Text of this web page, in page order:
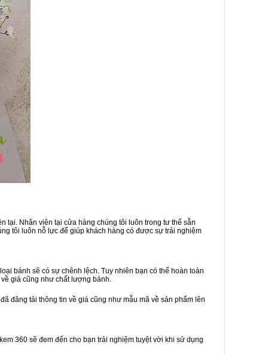
tại. Nhân viên tại cửa hàng chúng tôi luôn trong tư thế sẵn
tôi luôn nỗ lực để giúp khách hàng có được sự trải nghiệm
bánh sẽ có sự chênh lệch. Tuy nhiên bạn có thể hoàn toàn
giá cũng như chất lượng bánh.
đăng tải thông tin về giá cũng như mẫu mã về sản phẩm lên
360 sẽ đem đến cho bạn trải nghiệm tuyệt vời khi sử dụng